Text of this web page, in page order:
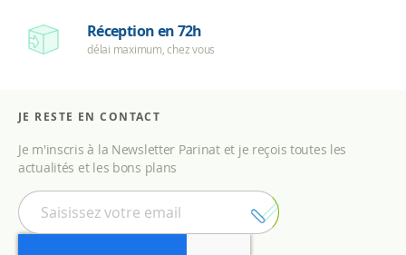
Réception en 72h
délai maximum, chez vous
JE RESTE EN CONTACT
Je m'inscris à la Newsletter Parinat et je reçois toutes les
actualités et les bons plans
I
n
s